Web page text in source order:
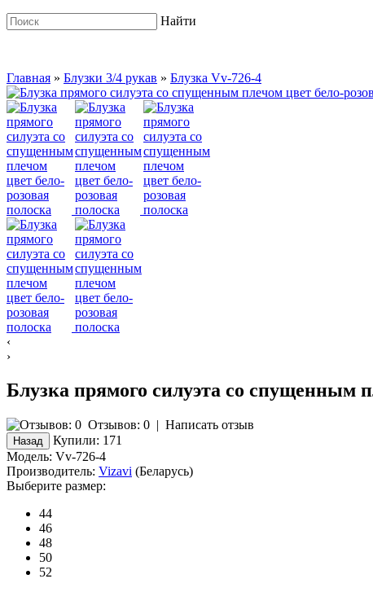
Найти
Главная » Блузки 3/4 рукав » Блузка Vv-726-4
‹
›
Блузка прямого силуэта со спущенным
Отзывов: 0 | Написать отзыв
Купили: 171
Модель: Vv-726-4
Производитель: Vizavi (Беларусь)
Выберите размер:
44
46
48
50
52